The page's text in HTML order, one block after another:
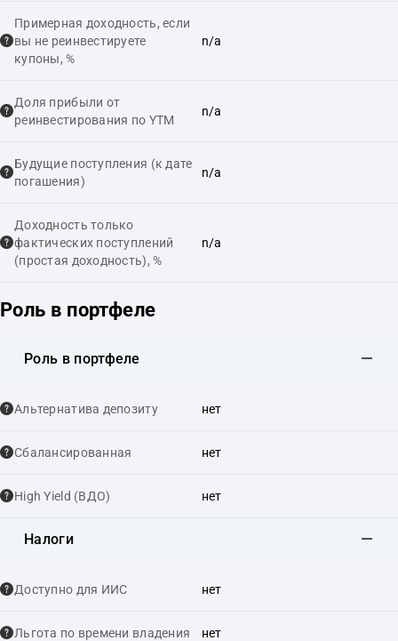
Примерная доходность, если
вы не реинвестируете
купоны, %
n/a
Доля прибыли от
реинвестирования по YTM
n/a
Будущие поступления (к дате
погашения)
n/a
Доходность только
фактических поступлений
(простая доходность), %
n/a
Роль в портфеле
Роль в портфеле
Альтернатива депозиту нет
Сбалансированная нет
High Yield (ВДО) нет
Налоги
Доступно для ИИС нет
Льгота по времени владения нет